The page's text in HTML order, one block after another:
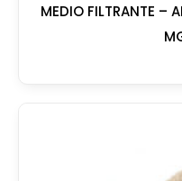
MEDIO FILTRANTE –